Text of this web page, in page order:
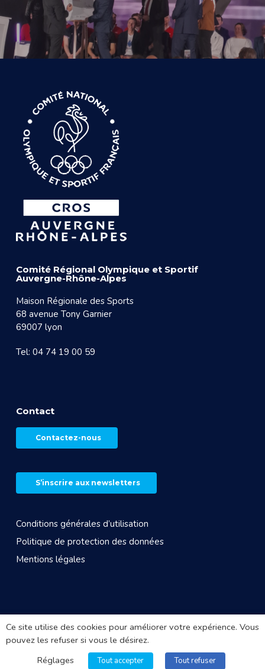
Comité Régional Olympique et Sportif
Auvergne-Rhône-Alpes
Maison Régionale des Sports
68 avenue Tony Garnier
69007 lyon
Tel: 04 74 19 00 59
Contact
Contactez-nous
S’inscrire aux newsletters
Conditions générales d’utilisation
Politique de protection des données
Mentions légales
© 2026 CROS Auvergne Rhône-Alpes. Site réalisé par
facebooklinkedinyoutube instagram
Ce site utilise des cookies pour améliorer votre expérience. Vous
pouvez les refuser si vous le désirez.
Réglages
Tout accepter Tout refuser